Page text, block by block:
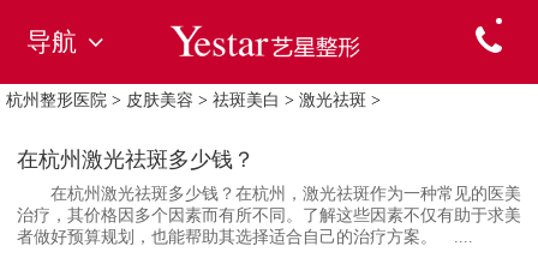
导航
杭州整形医院 > 皮肤美容 > 祛斑美白 > 激光祛斑 >
在杭州激光祛斑多少钱？
在杭州激光祛斑多少钱？在杭州，激光祛斑作为一种常见的医美
治疗，其价格因多个因素而有所不同。了解这些因素不仅有助于求美
者做好预算规划，也能帮助其选择适合自己的治疗方案。 ....